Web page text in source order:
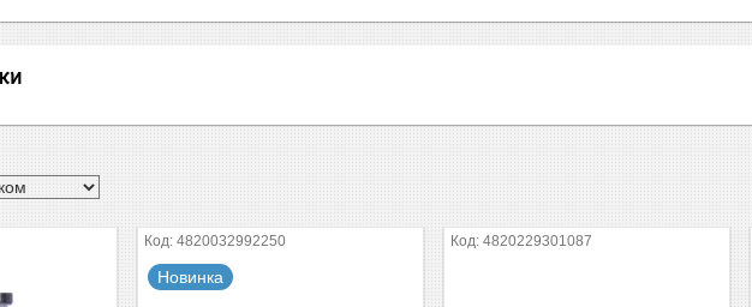
4820032992250
Новинка
4820229301087